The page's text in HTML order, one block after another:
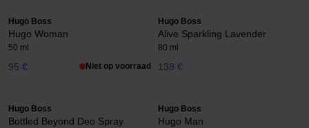
Hugo Boss
Hugo Woman
50 ml
95 € Niet op voorraad
Hugo Boss
Alive Sparkling Lavender
80 ml
138 €
Hugo Boss
Bottled Beyond Deo Spray
Hugo Boss
Hugo Man